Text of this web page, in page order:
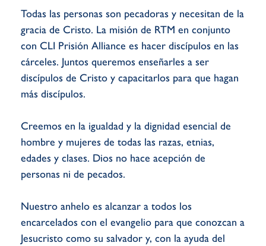
Todas las personas son pecadoras y necesitan de la
gracia de Cristo. La misión de RTM en conjunto
con CLI Prisión Alliance es hacer discípulos en las
cárceles. Juntos queremos enseñarles a ser
discípulos de Cristo y capacitarlos para que hagan
más discípulos.
Creemos en la igualdad y la dignidad esencial de
hombre y mujeres de todas las razas, etnias,
edades y clases. Dios no hace acepción de
personas ni de pecados.
Nuestro anhelo es alcanzar a todos los
encarcelados con el evangelio para que conozcan a
Jesucristo como su salvador y, con la ayuda del